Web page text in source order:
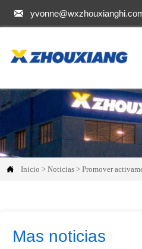

 Inicio > Noticias > Promover
Mas noticias